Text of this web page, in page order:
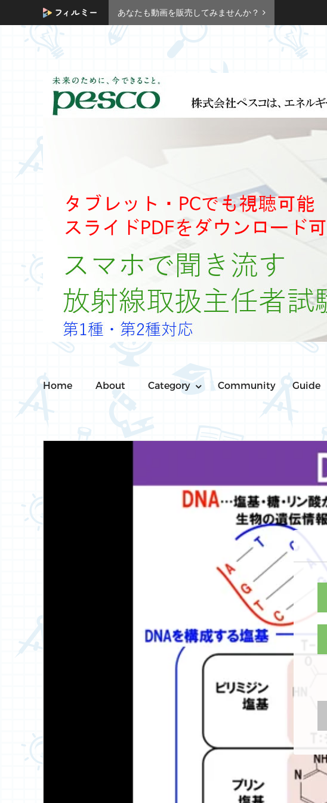
あなたも動画を販売してみませんか？
Home About Category Community Guide